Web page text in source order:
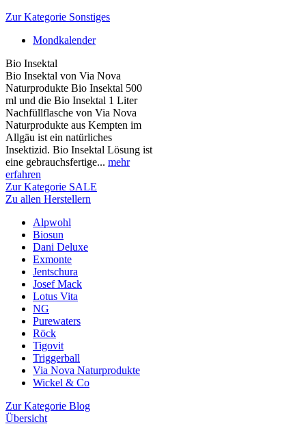
Zur Kategorie Sonstiges
Mondkalender
Bio Insektal
Bio Insektal von Via Nova
Naturprodukte Bio Insektal 500
ml und die Bio Insektal 1 Liter
Nachfüllflasche von Via Nova
Naturprodukte aus Kempten im
Allgäu ist ein natürliches
Insektizid. Bio Insektal Lösung ist
eine gebrauchsfertige... mehr
erfahren
Zur Kategorie SALE
Zu allen Herstellern
Alpwohl
Biosun
Dani Deluxe
Exmonte
Jentschura
Josef Mack
Lotus Vita
NG
Purewaters
Röck
Tigovit
Triggerball
Via Nova Naturprodukte
Wickel & Co
Zur Kategorie Blog
Übersicht